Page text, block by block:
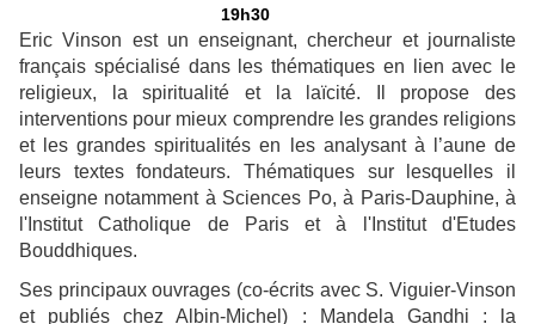
19h30
Eric Vinson est un enseignant, chercheur et journaliste
français spécialisé dans les thématiques en lien avec le
religieux, la spiritualité et la laïcité. Il propose des
interventions pour mieux comprendre les grandes religions
et les grandes spiritualités en les analysant à l’aune de
leurs textes fondateurs. Thématiques sur lesquelles il
enseigne notamment à Sciences Po, à Paris-Dauphine, à
l'Institut Catholique de Paris et à l'Institut d'Etudes
Bouddhiques.
Ses principaux ouvrages (co-écrits avec S. Viguier-Vinson
et publiés chez Albin-Michel) : Mandela Gandhi : la